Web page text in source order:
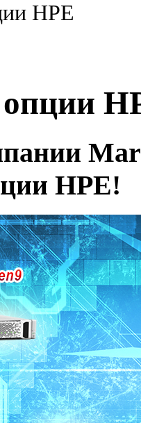
HPE
HPE!